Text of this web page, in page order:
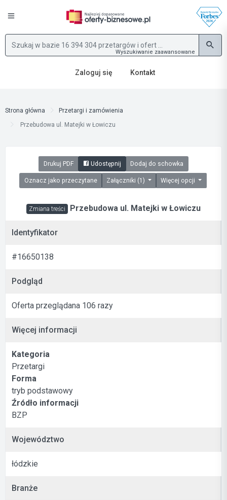
Wyszukiwanie zaawansowane
Zaloguj się Kontakt
Strona główna
Przetargi i zamówienia
Przebudowa ul. Matejki w Łowiczu
Drukuj PDF Udostępnij Dodaj do schowka
Oznacz jako przeczytane Załączniki (1) Więcej opcji
Zmiana treści Przebudowa ul. Matejki w Łowiczu
Identyfikator
#16650138
Podgląd
Oferta przeglądana 106 razy
Więcej informacji
Kategoria
Przetargi
Forma
tryb podstawowy
Źródło informacji
BZP
Województwo
łódzkie
Branże